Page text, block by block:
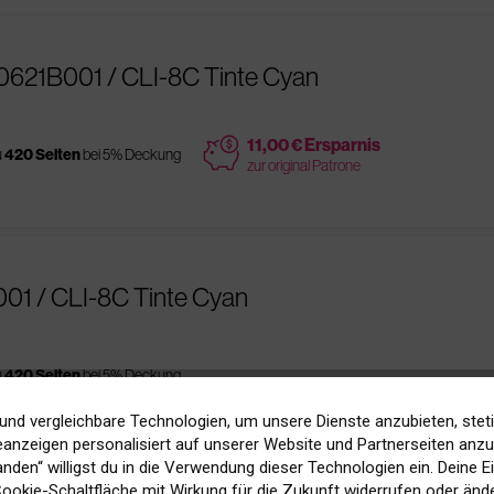
/ CLI-8C Tinte Cyan
420 Seitenbei 5% Deckung price 11,00 € Ersparnis
zur original Patrone
/ CLI-8C Tinte Cyan
420 Seitenbei 5% Deckung
vergleichbare Technologien, um unsere Dienste anzubieten,
personalisiert auf unserer Website und Partnerseiten
willigst du in die Verwendung dieser Technologien ein. Deine